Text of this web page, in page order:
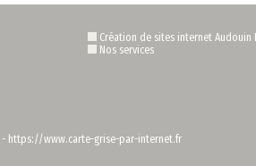
Création de sites internet Audouin
Nos services
- https://www.carte-grise-par-internet.fr